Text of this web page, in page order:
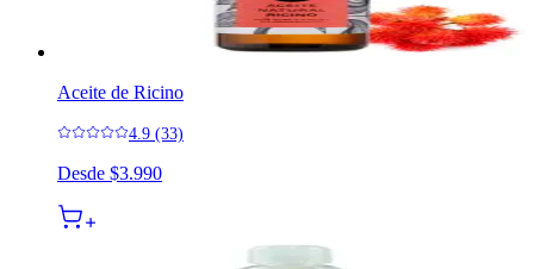
Aceite de Ricino
4.9 (33)
Desde $3.990